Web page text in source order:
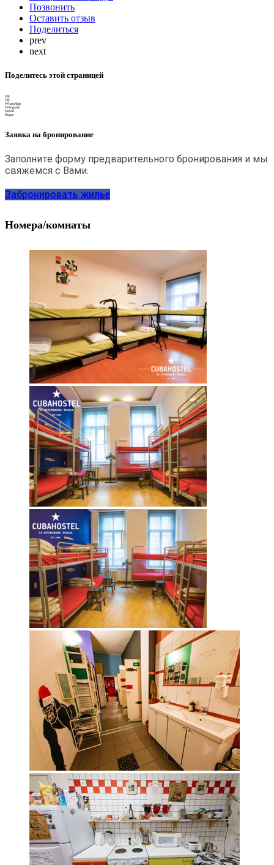
Позвонить
Оставить отзыв
Поделиться
prev
next
Поделитесь этой страницей
VK
OK
WhatsApp
Telegram
Email
Skype
Заявка на бронирование
Заполните форму предварительного бронирования и мы
свяжемся с Вами.
Забронировать жилье
Номера/комнаты